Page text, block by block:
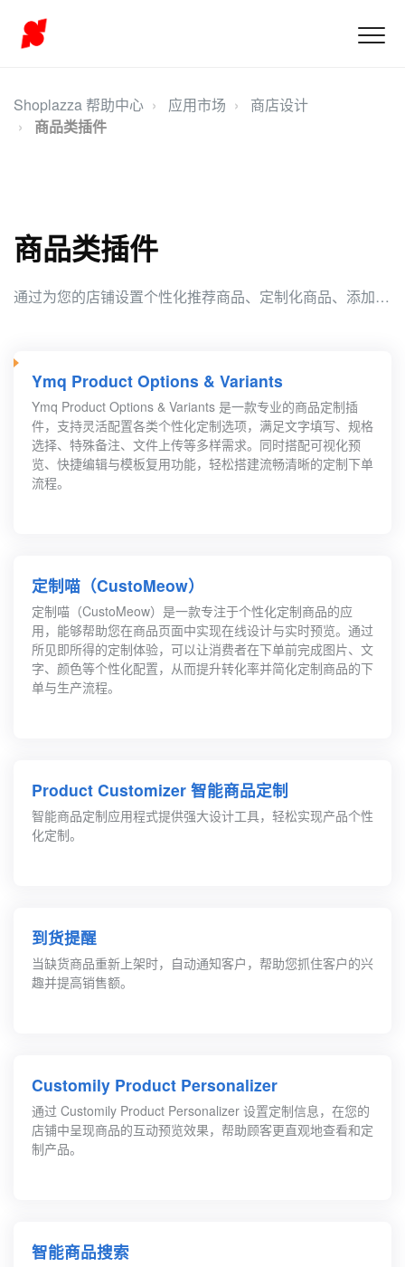
Shoplazza 帮助中心 应用市场
商店设计
商品类插件
商品类插件
通过为您的店铺设置个性化推荐商品、定制化商品、添加商品尺码信息，可以提升商品的展示效果、个性化服务和客户满意度，从而提高销售转化率和业务增长。
Ymq Product Options & Variants
Ymq Product Options & Variants 是一款专业的商品定制插
件，支持灵活配置各类个性化定制选项，满足文字填写、规格
选择、特殊备注、文件上传等多样需求。同时搭配可视化预
览、快捷编辑与模板复用功能，轻松搭建流畅清晰的定制下单
流程。
定制喵（CustoMeow）
定制喵（CustoMeow）是一款专注于个性化定制商品的应
用，能够帮助您在商品页面中实现在线设计与实时预览。通过
所见即所得的定制体验，可以让消费者在下单前完成图片、文
字、颜色等个性化配置，从而提升转化率并简化定制商品的下
单与生产流程。
Product Customizer 智能商品定制
智能商品定制应用程式提供强大设计工具，轻松实现产品个性
化定制。
到货提醒
当缺货商品重新上架时，自动通知客户，帮助您抓住客户的兴
趣并提高销售额。
Customily Product Personalizer
通过 Customily Product Personalizer 设置定制信息，在您的
店铺中呈现商品的互动预览效果，帮助顾客更直观地查看和定
制产品。
智能商品搜索